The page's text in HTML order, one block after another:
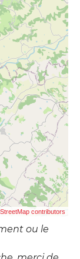
contributors
ou le